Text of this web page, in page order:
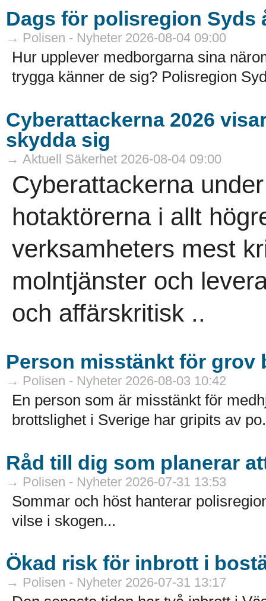
Dags för polisregion
→ Polisen - Nyheter 2026-08-04 09:00
Hur upplever medborgarna sina
trygga känner de sig? Polisregion
Cyberattackerna 2026
skydda sig
→ Aktuell Säkerhet 2026-08-04 09:00
Cyberattackerna
hotaktörerna i allt
verksamheters mest
molntjänster och
och affärskritisk ..
Person misstänkt för grov
→ Polisen - Nyheter 2026-08-03 10:42
En person som är misstänkt för
brottslighet i Sverige har gripits av
Råd till dig som planerar
→ Polisen - Nyheter 2026-07-31 13:53
Sommar och höst hanterar
vilse i skogen...
Ökad risk för inbrott i
→ Polisen - Nyheter 2026-07-31 13:17